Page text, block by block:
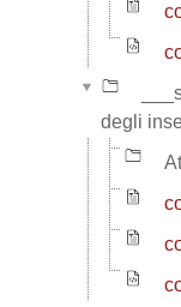
degli